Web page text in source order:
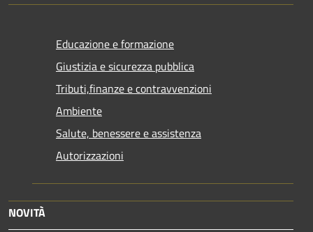
Educazione e formazione
Giustizia e sicurezza pubblica
Tributi,finanze e contravvenzioni
Ambiente
Salute, benessere e assistenza
Autorizzazioni
NOVITÀ